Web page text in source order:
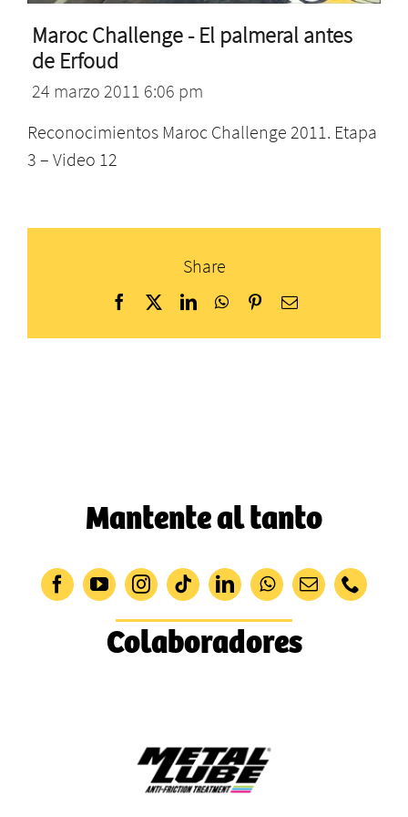
Maroc Challenge - El palmeral antes
de Erfoud
24 marzo 2011 6:06 pm
Reconocimientos Maroc Challenge 2011. Etapa
3 – Video 12
Share
Facebook
X LinkedInWhatsApp
PinterestCorreo
Mantente al tanto
Colaboradores